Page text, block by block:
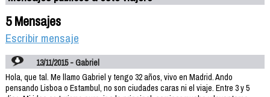
5 Mensajes
Escribir mensaje
13/11/2015 - Gabriel
Hola, que tal. Me llamo Gabriel y tengo 32 años, vivo en Madrid. Ando
pensando Lisboa o Estambul, no son ciudades caras ni el viaje. Entre 3 y 5